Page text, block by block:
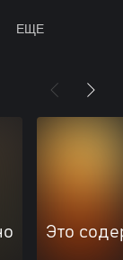
ЕЩЕ
Это